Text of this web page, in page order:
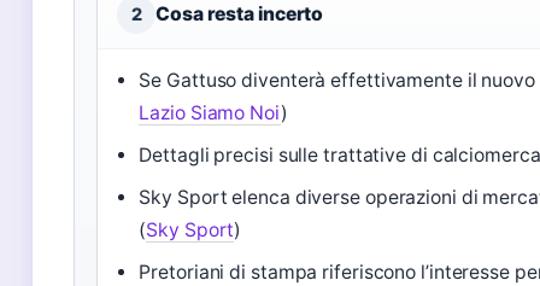
2 Cosa resta incerto
Se Gattuso diventerà effettivamente il
Lazio Siamo Noi)
Dettagli precisi sulle trattative di
Sky Sport elenca diverse operazioni di
(Sky Sport)
Pretoriani di stampa riferiscono l’interesse